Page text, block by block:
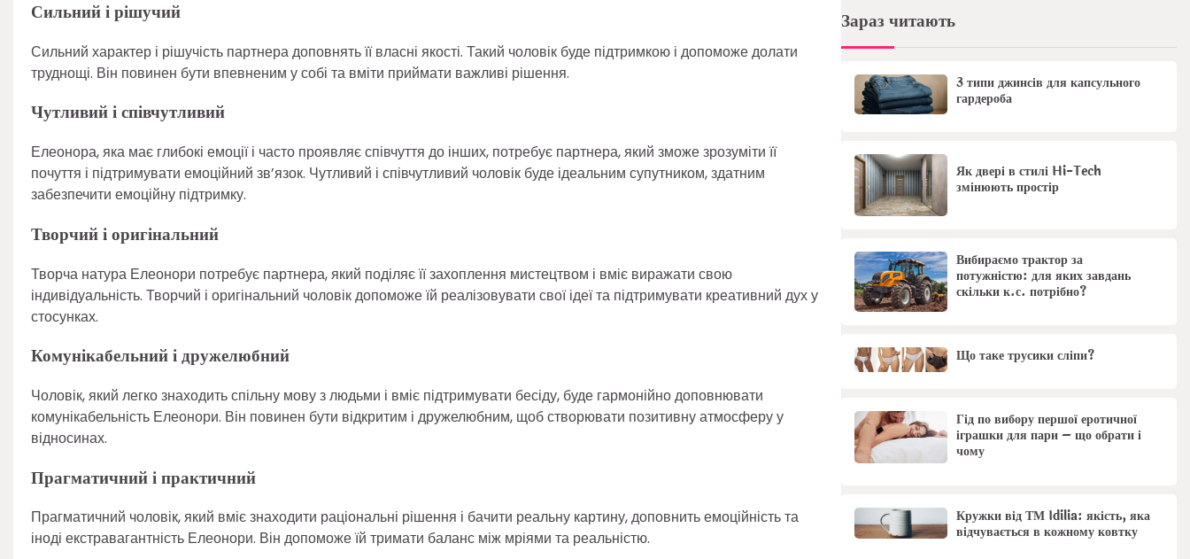
Сильний і рішучий
Сильний характер і рішучість партнера доповнять її власні якості. Такий чоловік буде підтримкою і допоможе долати
труднощі. Він повинен бути впевненим у собі та вміти приймати важливі рішення.
Чутливий і співчутливий
Елеонора, яка має глибокі емоції і часто проявляє співчуття до інших, потребує партнера, який зможе зрозуміти її
почуття і підтримувати емоційний зв’язок. Чутливий і співчутливий чоловік буде ідеальним супутником, здатним
забезпечити емоційну підтримку.
Творчий і оригінальний
Творча натура Елеонори потребує партнера, який поділяє її захоплення мистецтвом і вміє виражати свою
індивідуальність. Творчий і оригінальний чоловік допоможе їй реалізовувати свої ідеї та підтримувати креативний дух у
стосунках.
Комунікабельний і дружелюбний
Чоловік, який легко знаходить спільну мову з людьми і вміє підтримувати бесіду, буде гармонійно доповнювати
комунікабельність Елеонори. Він повинен бути відкритим і дружелюбним, щоб створювати позитивну атмосферу у
відносинах.
Прагматичний і практичний
Прагматичний чоловік, який вміє знаходити раціональні рішення і бачити реальну картину, доповнить емоційність та
іноді екстравагантність Елеонори. Він допоможе їй тримати баланс між мріями та реальністю.
Зараз читають
3 типи джинсів для капсульного
гардероба
Як двері в стилі Hi-Tech
змінюють простір
Вибираємо трактор за
потужністю: для яких завдань
скільки к.с. потрібно?
Що таке трусики сліпи?
Гід по вибору першої еротичної
іграшки для пари – що обрати і
чому
Кружки від ТМ Idilia: якість, яка
відчувається в кожному ковтку